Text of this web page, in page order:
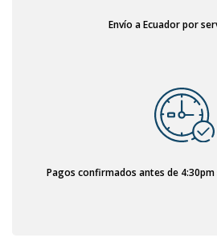
Envío a Ecuador por
Pagos confirmados antes de 4:30pm